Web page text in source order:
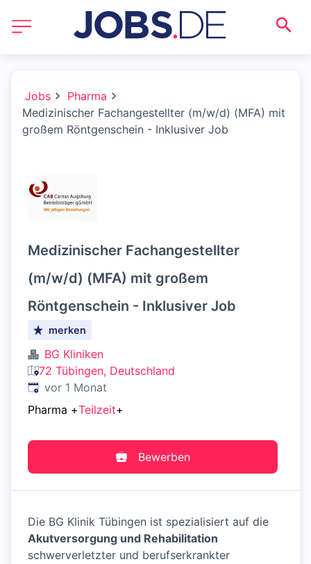
Jobs
Pharma
Medizinischer Fachangestellter (m/w/d) (MFA) mit
großem Röntgenschein - Inklusiver Job
Medizinischer Fachangestellter
(m/w/d) (MFA) mit großem
Röntgenschein - Inklusiver Job
merken
BG Kliniken
72 Tübingen, Deutschland
Veröffentlicht:
vor 1 Monat
Pharma +Teilzeit+
Bewerben
Die BG Klinik Tübingen ist spezialisiert auf die
Akutversorgung und Rehabilitation
schwerverletzter und berufserkrankter